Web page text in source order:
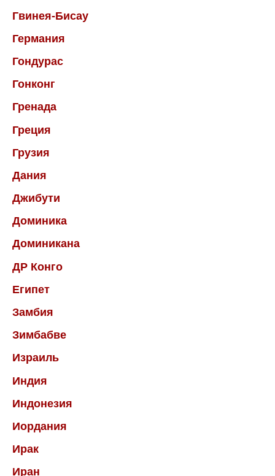
Гвинея-Бисау
Германия
Гондурас
Гонконг
Гренада
Греция
Грузия
Дания
Джибути
Доминика
Доминикана
ДР Конго
Египет
Замбия
Зимбабве
Израиль
Индия
Индонезия
Иордания
Ирак
Иран